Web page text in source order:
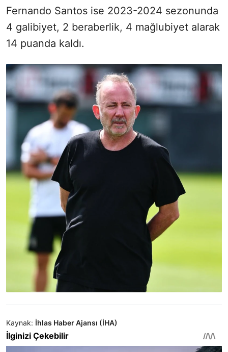
Fernando Santos ise 2023-2024 sezonunda
4 galibiyet, 2 beraberlik, 4 mağlubiyet alarak
14 puanda kaldı.
Kaynak: İhlas Haber Ajansı (İHA)